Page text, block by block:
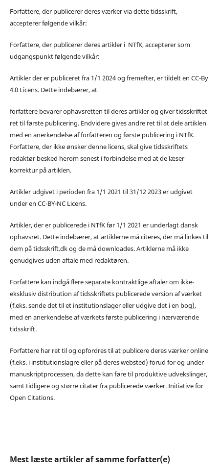
Forfattere, der publicerer deres værker via dette tidsskrift,
accepterer følgende vilkår:
Forfattere, der publicerer deres artikler i NTfK, accepterer som
udgangspunkt følgende vilkår:
Artikler der er publiceret fra 1/1 2024 og fremefter, er tildelt en CC-By
4.0 Licens. Dette indebærer, at
forfattere bevarer ophavsretten til deres artikler og giver tidsskriftet
ret til første publicering. Endvidere gives andre ret til at dele artiklen
med en anerkendelse af forfatteren og første publicering i NTfK.
Forfattere, der ikke ønsker denne licens, skal give tidsskriftets
redaktør besked herom senest i forbindelse med at de læser
korrektur på artiklen.
Artikler udgivet i perioden fra 1/1 2021 til 31/12 2023 er udgivet
under en CC-BY-NC Licens.
Artikler, der er publicerede i NTfK før 1/1 2021 er underlagt dansk
ophavsret. Dette indebærer, at artiklerne må citeres, der må linkes til
dem på tidsskrift.dk og de må downloades. Artiklerne må ikke
genudgives uden aftale med redaktøren.
Forfattere kan indgå flere separate kontraktlige aftaler om ikke-
eksklusiv distribution af tidsskriftets publicerede version af værket
(f.eks. sende det til et institutionslager eller udgive det i en bog),
med en anerkendelse af værkets første publicering i nærværende
tidsskrift.
Forfattere har ret til og opfordres til at publicere deres værker online
(f.eks. i institutionslagre eller på deres websted) forud for og under
manuskriptprocessen, da dette kan føre til produktive udvekslinger,
samt tidligere og større citater fra publicerede værker. Initiative for
Open Citations.
Mest læste artikler af samme forfatter(e)